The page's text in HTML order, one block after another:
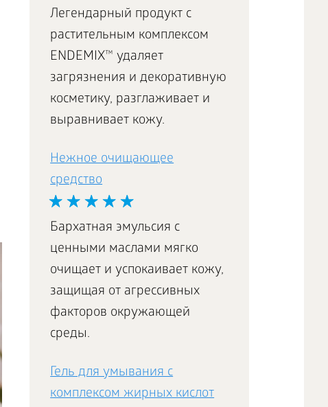
Легендарный продукт с
растительным комплексом
ENDEMIX™ удаляет
загрязнения и декоративную
косметику, разглаживает и
выравнивает кожу.
Нежное очищающее
средство
Бархатная эмульсия с
ценными маслами мягко
очищает и успокаивает кожу,
защищая от агрессивных
факторов окружающей
среды.
Гель для умывания с
комплексом жирных кислот